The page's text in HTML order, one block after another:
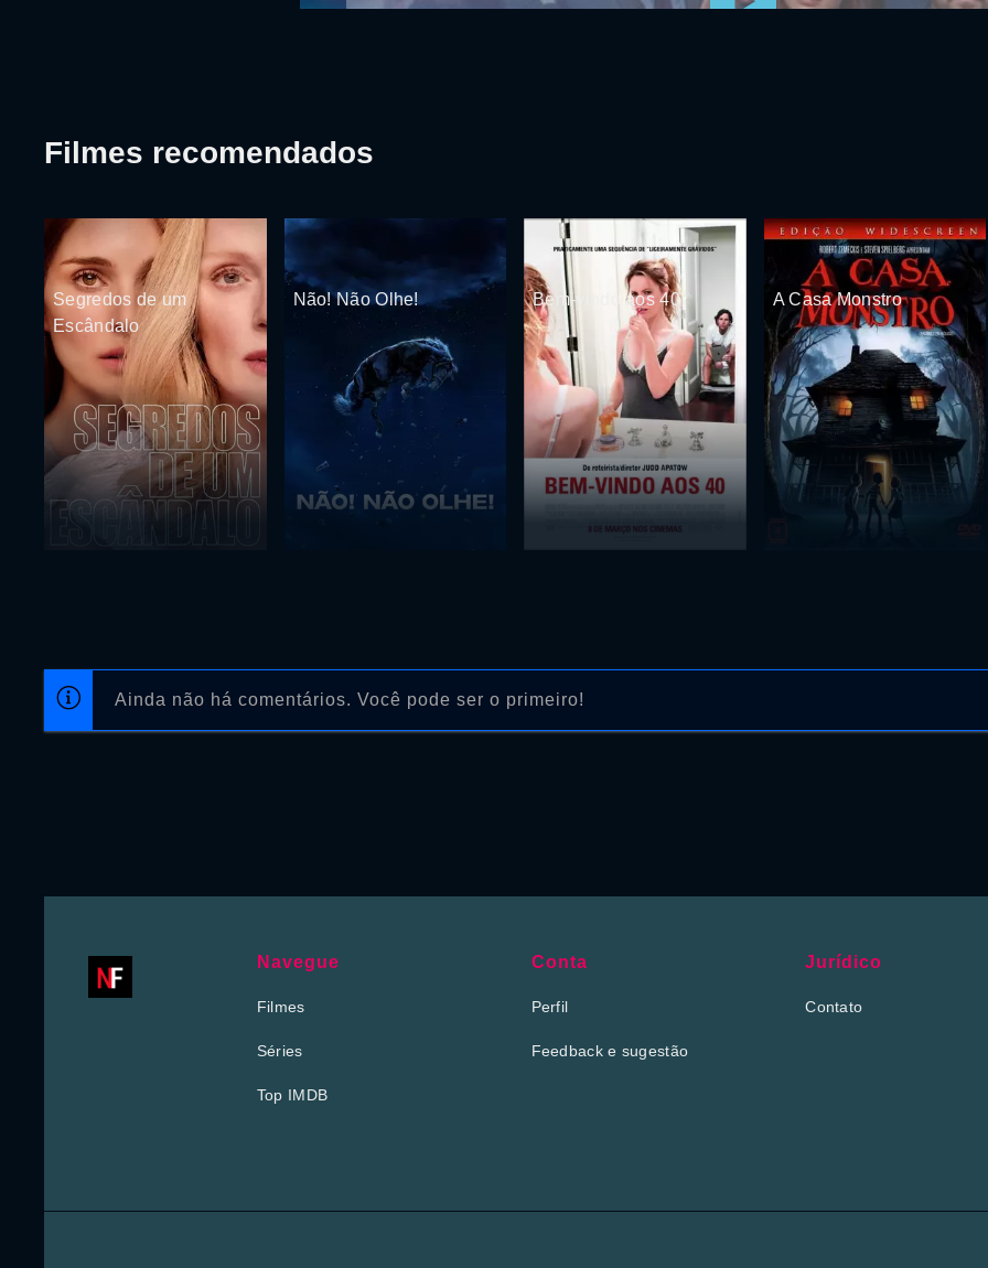
Ainda não há comentários. Você pode ser o primeiro!
Filmes recomendados
Segredos de um
Escândalo
Não! Não Olhe! Bem-vindo aos 40 A Casa Monstro
Navegue
Filmes
Séries
Top IMDB
Conta
Perfil
Feedback e sugestão
Jurídico
Contato